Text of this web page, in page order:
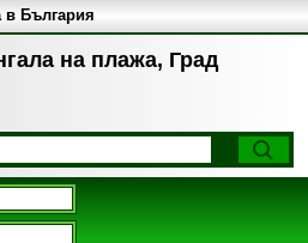
на плажа, Град
в България